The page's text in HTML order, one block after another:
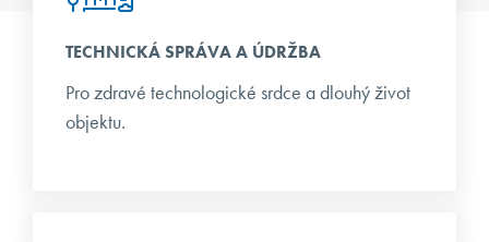
TECHNICKÁ SPRÁVA A ÚDRŽBA
Pro zdravé technologické srdce a dlouhý život
objektu.